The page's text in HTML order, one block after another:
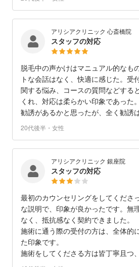
アリシアクリニック 心斎橋院
スタッフの対応
脱毛中の声かけはマニュアル的なも
トな会話はなく、快適に感じた。受
関する悩み、コースの質問などする
くれ、対応は柔らかい印象であった
勧誘があるかと思ったが、全く勧誘
20代後半・女性
アリシアクリニック 銀座院
スタッフの対応
最初のカウンセリングをしてくださ
な説明で、印象が良かったです。無
なく、抵抗感なく契約できました。
施術に通う際の受付の方は、全体的
た印象です。
施術をしてくださる方は皆丁寧且つ